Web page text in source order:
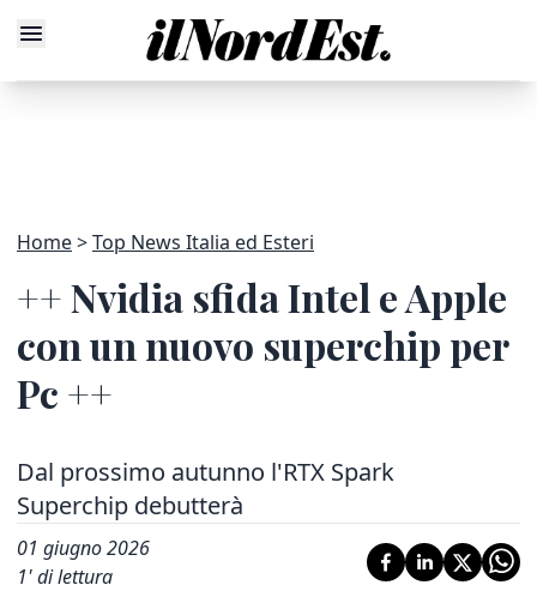
Home Top News Italia ed Esteri
++ Nvidia sfida Intel e Apple
con un nuovo superchip per
Pc ++
Dal prossimo autunno l'RTX Spark
Superchip debutterà
01 giugno 2026
1' di lettura